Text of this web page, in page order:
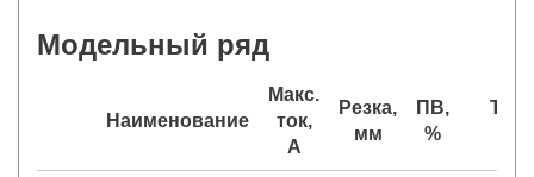
Модельный ряд
Наименование
Макс.
ток,
А
Резка,
мм
ПВ,
%
Тип